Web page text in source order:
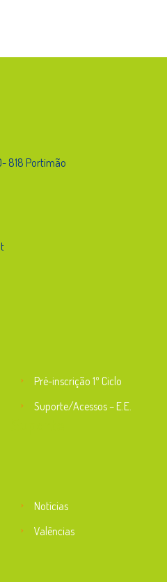
818 Portimão
Pré-inscrição 1º Ciclo
Suporte/Acessos – E.E.
Notícias
Valências